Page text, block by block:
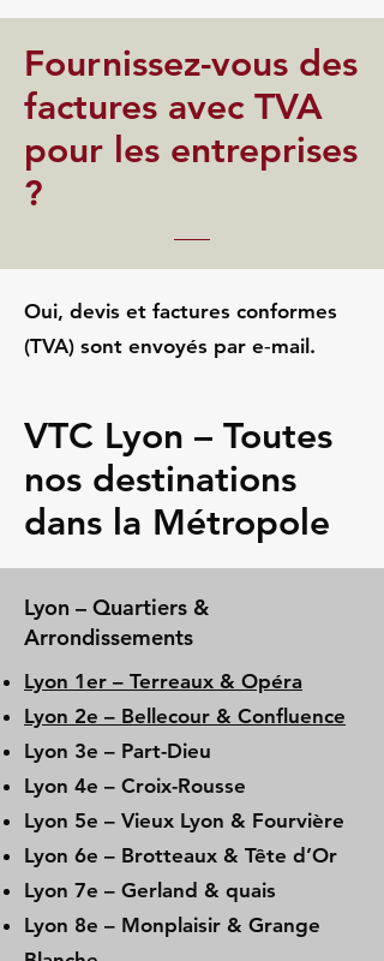
Fournissez-vous des
factures avec TVA
pour les entreprises
?
Oui, devis et factures conformes
(TVA) sont envoyés par e‑mail.
VTC Lyon – Toutes
nos destinations
dans la Métropole
Lyon – Quartiers &
Arrondissements
Lyon 1er – Terreaux & Opéra
Lyon 2e – Bellecour & Confluence
Lyon 3e – Part-Dieu
Lyon 4e – Croix-Rousse
Lyon 5e – Vieux Lyon & Fourvière
Lyon 6e – Brotteaux & Tête d’Or
Lyon 7e – Gerland & quais
Lyon 8e – Monplaisir & Grange